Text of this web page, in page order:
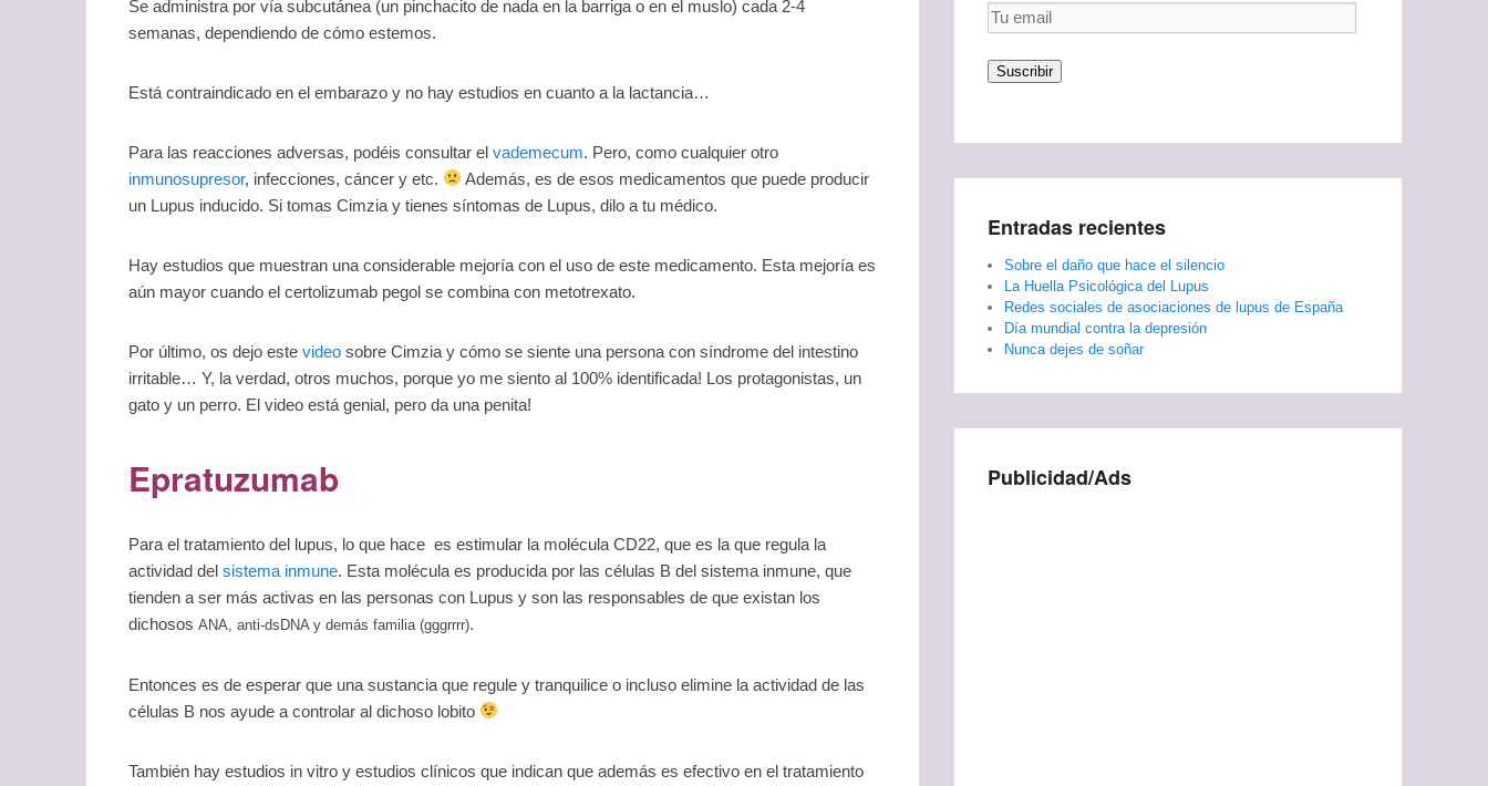
Se administra por vía subcutánea (un pinchacito de nada en la barriga o en el muslo) cada 2-4
semanas, dependiendo de cómo estemos.
Está contraindicado en el embarazo y no hay estudios en cuanto a la lactancia…
Para las reacciones adversas, podéis consultar el vademecum. Pero, como cualquier otro
inmunosupresor, infecciones, cáncer y etc.
Además, es de esos medicamentos que puede producir
un Lupus inducido. Si tomas Cimzia y tienes síntomas de Lupus, dilo a tu médico.
Hay estudios que muestran una considerable mejoría con el uso de este medicamento. Esta mejoría es
aún mayor cuando el certolizumab pegol se combina con metotrexato.
Por último, os dejo este video sobre Cimzia y cómo se siente una persona con síndrome del intestino
irritable… Y, la verdad, otros muchos, porque yo me siento al 100% identificada! Los protagonistas, un
gato y un perro. El video está genial, pero da una penita!
Epratuzumab
Para el tratamiento del lupus, lo que hace es estimular la molécula CD22, que es la que regula la
actividad del sistema inmune. Esta molécula es producida por las células B del sistema inmune, que
tienden a ser más activas en las personas con Lupus y son las responsables de que existan los
dichosos ANA, anti-dsDNA y demás familia (gggrrrr).
Entonces es de esperar que una sustancia que regule y tranquilice o incluso elimine la actividad de las
células B nos ayude a controlar al dichoso lobito
También hay estudios in vitro y estudios clínicos que indican que además es efectivo en el tratamiento
Tu
email
Suscribir
Entradas recientes
Sobre el daño que hace el silencio
La Huella Psicológica del Lupus
Redes sociales de asociaciones de lupus de España
Día mundial contra la depresión
Nunca dejes de soñar
Publicidad/Ads